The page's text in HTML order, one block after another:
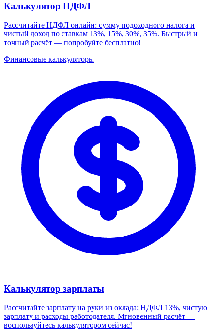
Калькулятор НДФЛ
Рассчитайте НДФЛ онлайн: сумму подоходного налога и
чистый доход по ставкам 13%, 15%, 30%, 35%. Быстрый и
точный расчёт — попробуйте бесплатно!
Финансовые калькуляторы
Калькулятор зарплаты
Рассчитайте зарплату на руки из оклада: НДФЛ 13%, чистую
зарплату и расходы работодателя. Мгновенный расчёт —
воспользуйтесь калькулятором сейчас!